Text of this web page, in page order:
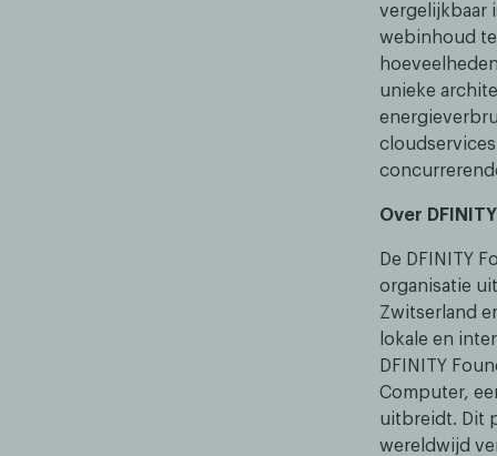
vergelijkbaar
webinhoud
unieke
Over
De DFINITY
organisatie
Zwitserland
lokale en
DFINITY
Computer,
uitbreidt. Dit
wereldwijd